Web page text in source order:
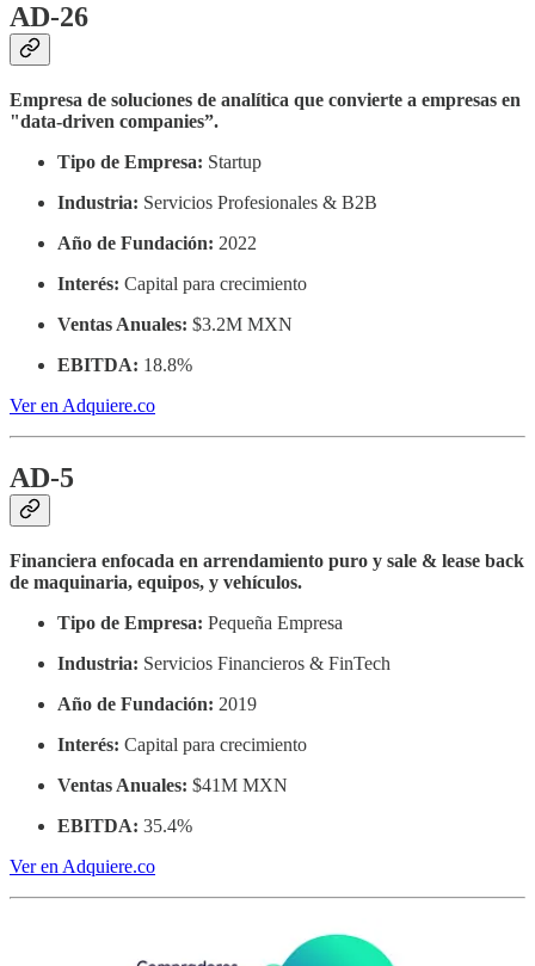
AD-26
Empresa de soluciones de analítica que convierte a empresas en
"data-driven companies”.
Tipo de Empresa: Startup
Industria: Servicios Profesionales & B2B
Año de Fundación: 2022
Interés: Capital para crecimiento
Ventas Anuales: $3.2M MXN
EBITDA: 18.8%
Ver en Adquiere.co
AD-5
Financiera enfocada en arrendamiento puro y sale & lease back
de maquinaria, equipos, y vehículos.
Tipo de Empresa: Pequeña Empresa
Industria: Servicios Financieros & FinTech
Año de Fundación: 2019
Interés: Capital para crecimiento
Ventas Anuales: $41M MXN
EBITDA: 35.4%
Ver en Adquiere.co